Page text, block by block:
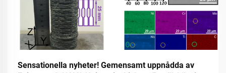
Sensationella nyheter! Gemensamt uppnådda av